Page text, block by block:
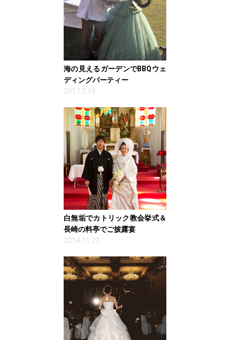
海の見えるガーデンでBBQウェ
ディングパーティー
2017.2.18
白無垢でカトリック教会挙式＆
長崎の料亭でご披露宴
2014.11.23